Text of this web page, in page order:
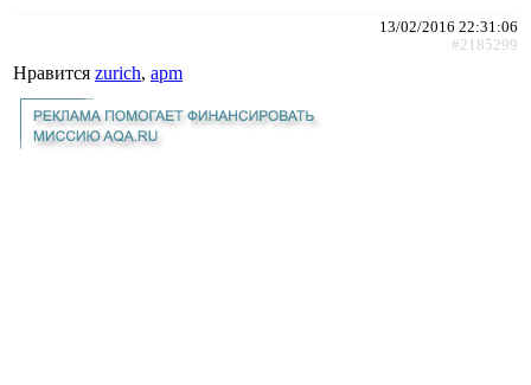
13/02/2016 22:31:06
#2185299
Нравится zurich, apm